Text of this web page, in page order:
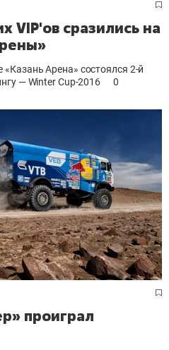
VIP'ов сразились на
Арена» состоялся 2-й
— Winter Cup-2016
0
проиграл